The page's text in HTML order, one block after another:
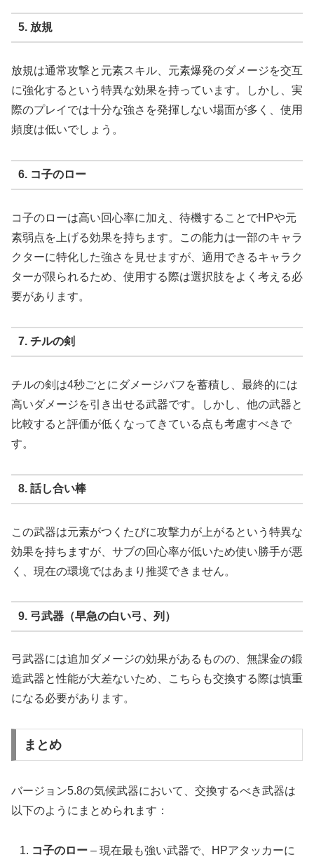
5. 放規
放規は通常攻撃と元素スキル、元素爆発のダメージを交互
に強化するという特異な効果を持っています。しかし、実
際のプレイでは十分な強さを発揮しない場面が多く、使用
頻度は低いでしょう。
6. コ子のロー
コ子のローは高い回心率に加え、待機することでHPや元
素弱点を上げる効果を持ちます。この能力は一部のキャラ
クターに特化した強さを見せますが、適用できるキャラク
ターが限られるため、使用する際は選択肢をよく考える必
要があります。
7. チルの剣
チルの剣は4秒ごとにダメージバフを蓄積し、最終的には
高いダメージを引き出せる武器です。しかし、他の武器と
比較すると評価が低くなってきている点も考慮すべきで
す。
8. 話し合い棒
この武器は元素がつくたびに攻撃力が上がるという特異な
効果を持ちますが、サブの回心率が低いため使い勝手が悪
く、現在の環境ではあまり推奨できません。
9. 弓武器（早急の白い弓、列）
弓武器には追加ダメージの効果があるものの、無課金の鍛
造武器と性能が大差ないため、こちらも交換する際は慎重
になる必要があります。
まとめ
バージョン5.8の気候武器において、交換するべき武器は
以下のようにまとめられます：
コ子のロー – 現在最も強い武器で、HPアタッカーに